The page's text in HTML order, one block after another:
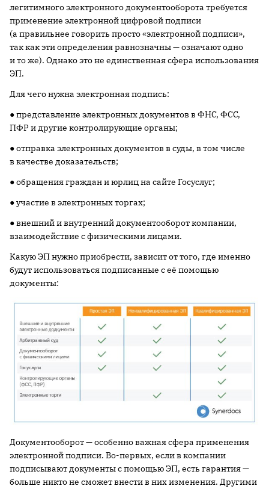
легитимного электронного документооборота требуется
применение электронной цифровой подписи
(а правильнее говорить просто «электронной подписи»,
так как эти определения равнозначны — означают одно
и то же). Однако это не единственная сфера использования
ЭП.
Для чего нужна электронная подпись:
● представление электронных документов в ФНС, ФСС,
ПФР и другие контролирующие органы;
● отправка электронных документов в суды, в том числе
в качестве доказательств;
● обращения граждан и юрлиц на сайте Госуслуг;
● участие в электронных торгах;
● внешний и внутренний документооборот компании,
взаимодействие с физическими лицами.
Какую ЭП нужно приобрести, зависит от того, где именно
будут использоваться подписанные с её помощью
документы:
Документооборот — особенно важная сфера применения
электронной подписи. Во-первых, если в компании
подписывают документы с помощью ЭП, есть гарантия —
больше никто не сможет внести в них изменения. Другими